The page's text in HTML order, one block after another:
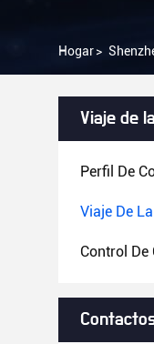
Hogar>
Viaje de
Perfil De
Viaje De
Control De